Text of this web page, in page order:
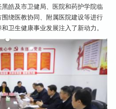
皓及市卫健局、医院和药护学院临
绕医教协同、附属医院建设等进行
卫生健康事业发展注入了新动力。